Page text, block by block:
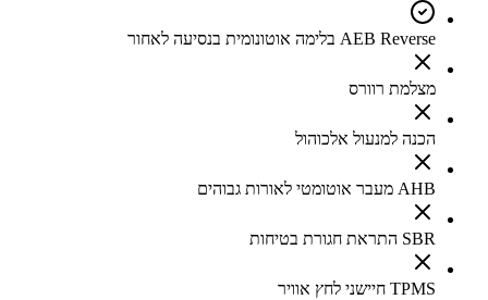
AEB Reverse בלימה אוטונומית בנסיעה לאחור
מצלמת רוורס
הכנה למנעול אלכוהול
AHB מעבר אוטומטי לאורות גבוהים
SBR התראת חגורת בטיחות
TPMS חיישני לחץ אוויר